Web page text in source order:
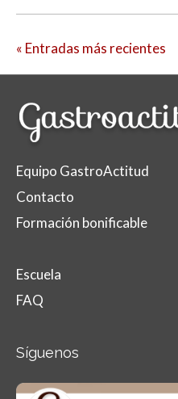
« Entradas más recientes
Equipo GastroActitud
Contacto
Formación bonificable
Escuela
FAQ
Síguenos